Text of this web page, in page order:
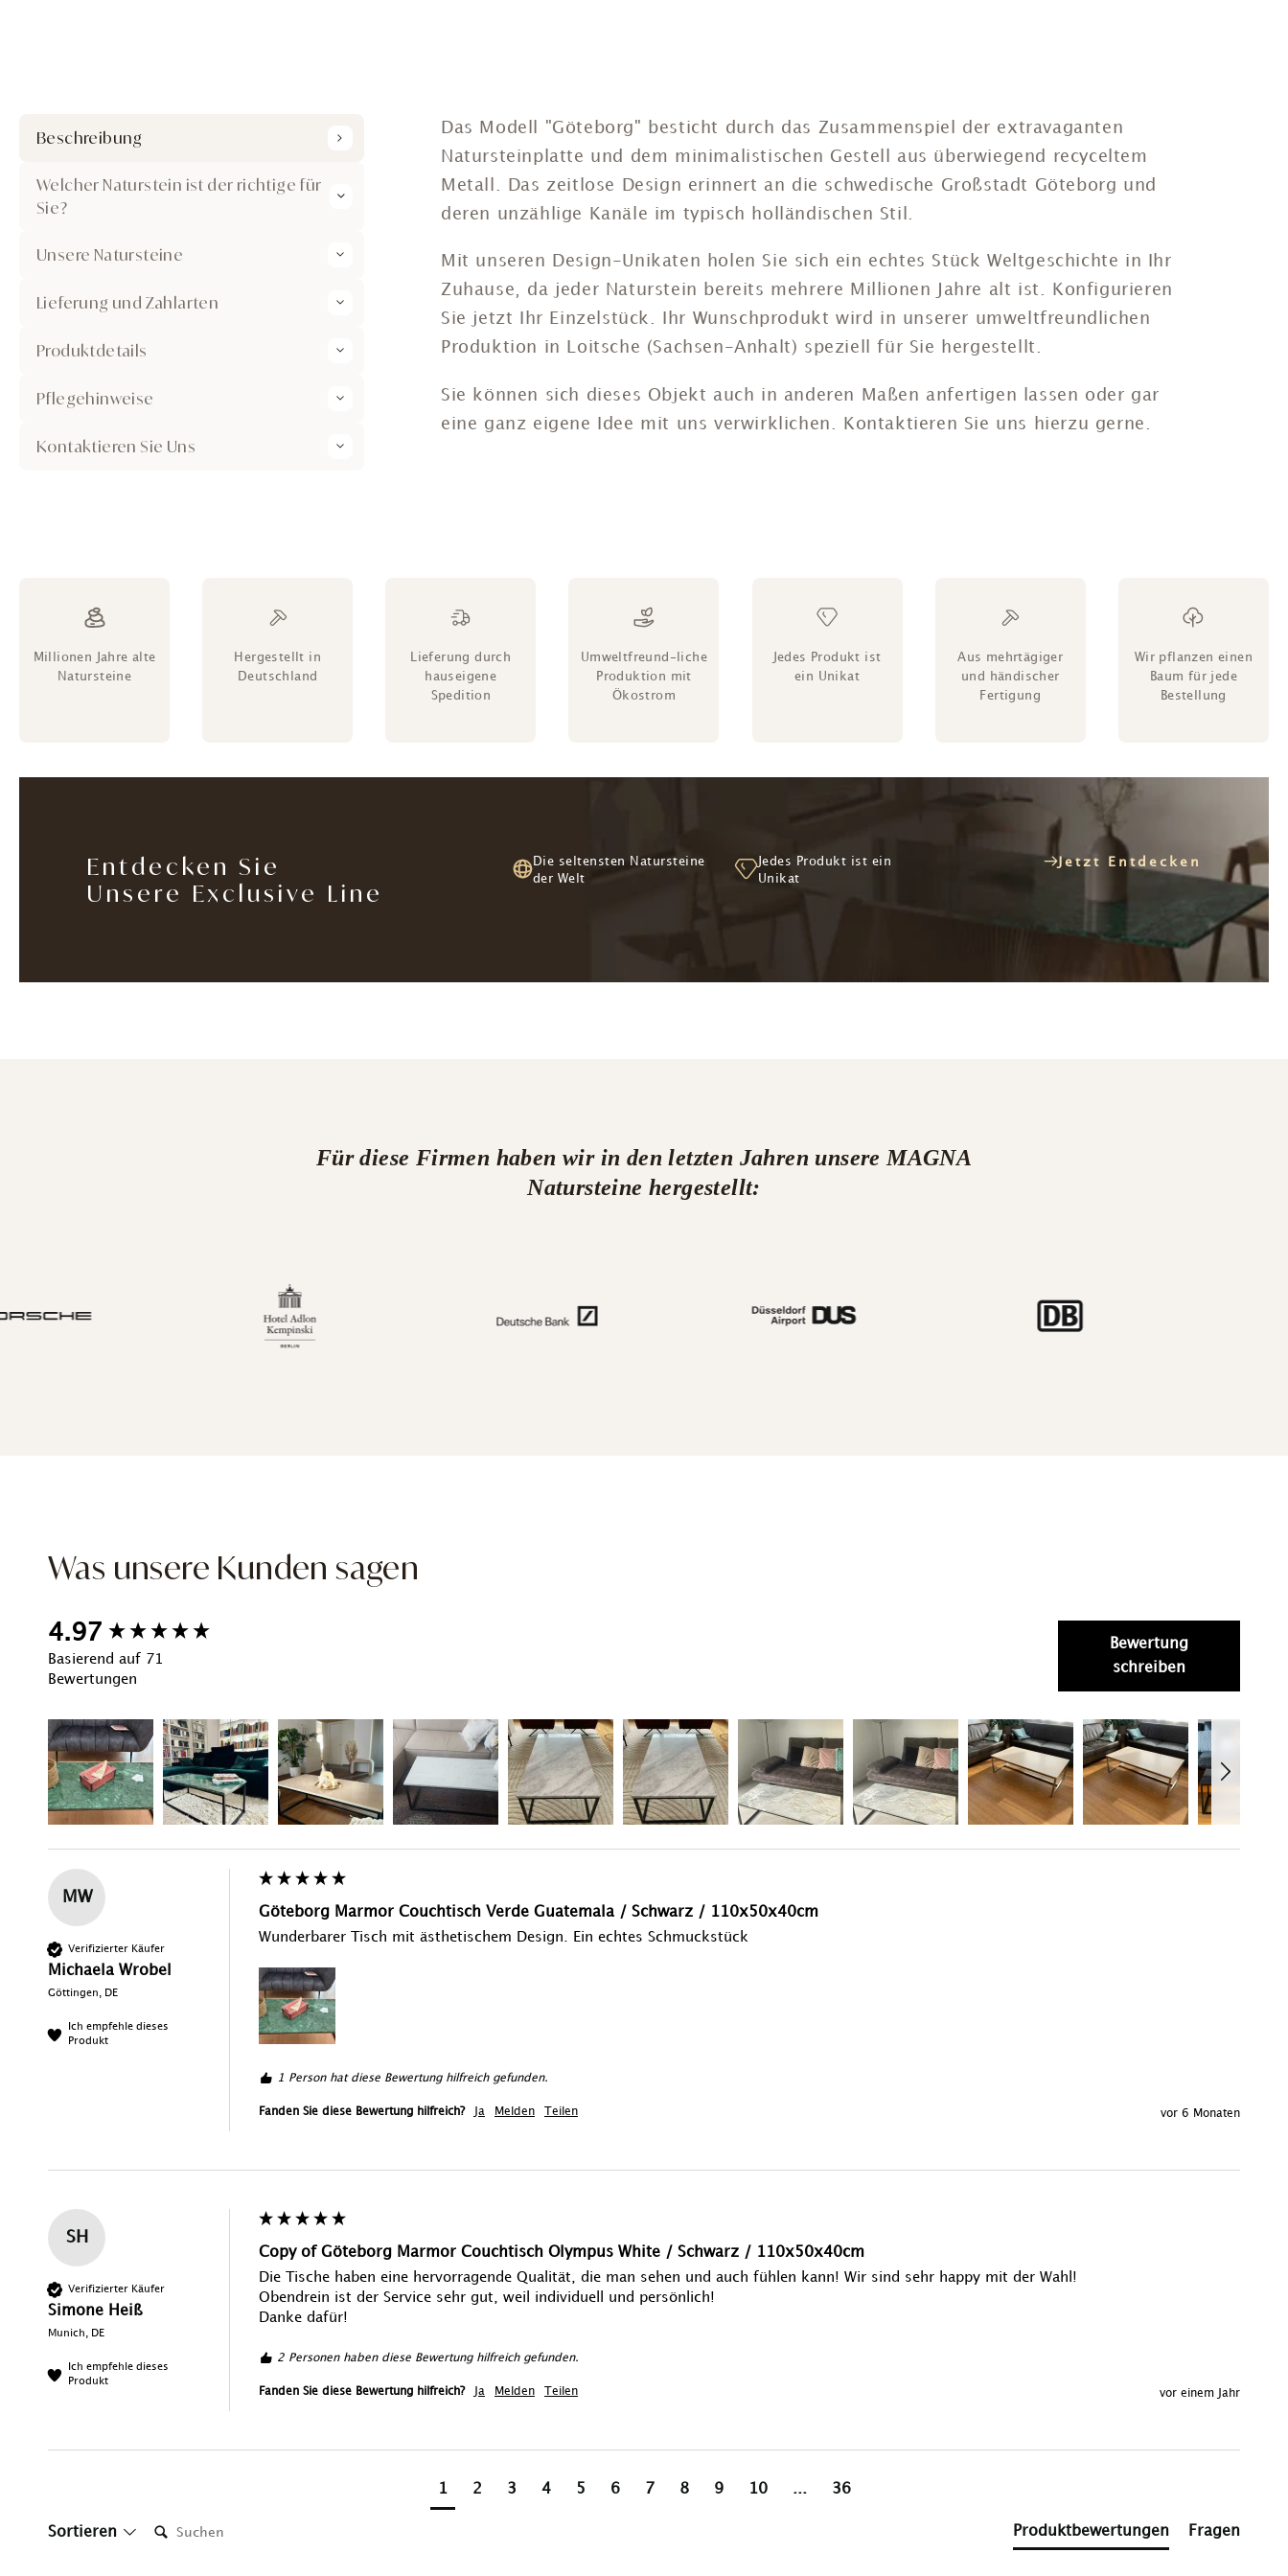
Beschreibung
Welcher Naturstein ist der richtige für
Sie?
Unsere Natursteine
Lieferung und Zahlarten
Produktdetails
Pflegehinweise
Kontaktieren Sie Uns
Das Modell "Göteborg" besticht durch das Zusammenspiel der extravaganten
Natursteinplatte und dem minimalistischen Gestell aus überwiegend recyceltem
Metall. Das zeitlose Design erinnert an die schwedische Großstadt Göteborg und
deren unzählige Kanäle im typisch holländischen Stil.
Mit unseren Design-Unikaten holen Sie sich ein echtes Stück Weltgeschichte in Ihr
Zuhause, da jeder Naturstein bereits mehrere Millionen Jahre alt ist. Konfigurieren
Sie jetzt Ihr Einzelstück. Ihr Wunschprodukt wird in unserer umweltfreundlichen
Produktion in Loitsche (Sachsen-Anhalt) speziell für Sie hergestellt.
Sie können sich dieses Objekt auch in anderen Maßen anfertigen lassen oder gar
eine ganz eigene Idee mit uns verwirklichen. Kontaktieren Sie uns hierzu gerne.
Millionen Jahre alte
Natursteine
Hergestellt in
Deutschland
Lieferung durch
hauseigene
Spedition
Umweltfreund-liche
Produktion mit
Ökostrom
Jedes Produkt ist
ein Unikat
Aus mehrtägiger
und händischer
Fertigung
Wir pflanzen einen
Baum für jede
Bestellung
Entdecken Sie
Unsere Exclusive Line
Die seltensten Natursteine
der Welt
Jedes Produkt ist ein
Unikat
Jetzt Entdecken
Für diese Firmen haben wir in den letzten Jahren unsere MAGNA
Natursteine hergestellt:
Was unsere Kunden sagen
4.97
Basierend auf 71
Bewertungen
Bewertung
schreiben
Sortieren
Suchen: Produktbewertungen Fragen
MW
Verifizierter Käufer
Michaela Wrobel
Göttingen, DE
Ich empfehle dieses
Produkt
Göteborg Marmor Couchtisch Verde Guatemala / Schwarz / 110x50x40cm
Wunderbarer Tisch mit ästhetischem Design. Ein echtes Schmuckstück
1 Person hat diese Bewertung hilfreich gefunden.
Fanden Sie diese Bewertung hilfreich? Ja Melden Teilen vor 6 Monaten
SH
Verifizierter Käufer
Simone Heiß
Munich, DE
Ich empfehle dieses
Produkt
Copy of Göteborg Marmor Couchtisch Olympus White / Schwarz / 110x50x40cm
Die Tische haben eine hervorragende Qualität, die man sehen und auch fühlen kann! Wir sind sehr happy mit der Wahl!
Obendrein ist der Service sehr gut, weil individuell und persönlich!
Danke dafür!
2 Personen haben diese Bewertung hilfreich gefunden.
Fanden Sie diese Bewertung hilfreich? Ja Melden Teilen vor einem Jahr
1 2 3 4 5 6 7 8 9 10 ... 36
New content loaded